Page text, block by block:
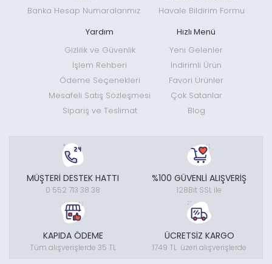
Banka Hesap Numaralarımız
Havale Bildirim Formu
Yardım
Gizlilik ve Güvenlik
İşlem Rehberi
Ödeme Seçenekleri
Mesafeli Satış Sözleşmesi
Sipariş ve Teslimat
Hızlı Menü
Yeni Gelenler
İndirimli Ürün
Favori Ürünler
Çok Satanlar
Blog
MÜŞTERİ DESTEK HATTI
0 552 713 38 38
%100 GÜVENLİ ALIŞVERİŞ
128Bit SSL ile
KAPIDA ÖDEME
Tüm alışverişlerde 35 TL
ÜCRETSİZ KARGO
1749 TL üzeri alışverişlerde